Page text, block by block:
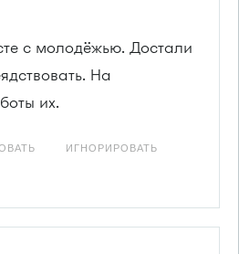
с молодёжью. Достали
На
их.
ИГНОРИРОВАТЬ